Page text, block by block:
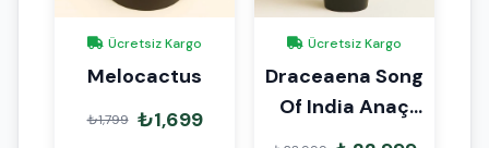
Ücretsiz Kargo
Melocactus
₺1,799 ₺1,699
Ücretsiz Kargo
Draceaena Song
Of India Anaç
160cm